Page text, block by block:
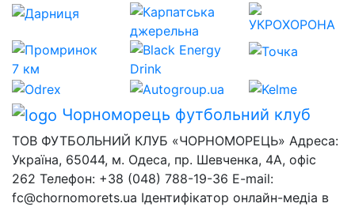
Чорноморець футбольний клуб
ТОВ ФУТБОЛЬНИЙ КЛУБ «ЧОРНОМОРЕЦЬ» Адреса:
Україна, 65044, м. Одеса, пр. Шевченка, 4А, офіс
262 Телефон: +38 (048) 788-19-36 E-mail:
fc@chornomorets.ua Ідентифікатор онлайн-медіа в